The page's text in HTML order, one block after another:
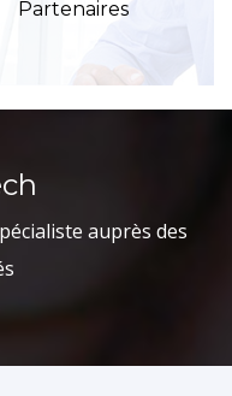
Partenaires
auprès des